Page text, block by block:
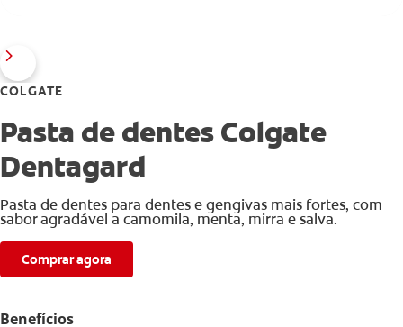
COLGATE
Pasta de dentes Colgate
Dentagard
Pasta de dentes para dentes e gengivas mais fortes, com
sabor agradável a camomila, menta, mirra e salva.
Comprar agora
Benefícios